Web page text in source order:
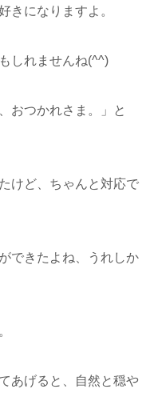
きになりますよ。
しれませんね(^^)
おつかれさま。」と
けど、ちゃんと対応で
できたよね、うれしか
あげると、自然と穏や